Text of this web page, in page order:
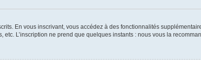
En vous inscrivant, vous accédez à des fonctionnalités
L’inscription ne prend que quelques instants : nous vous la